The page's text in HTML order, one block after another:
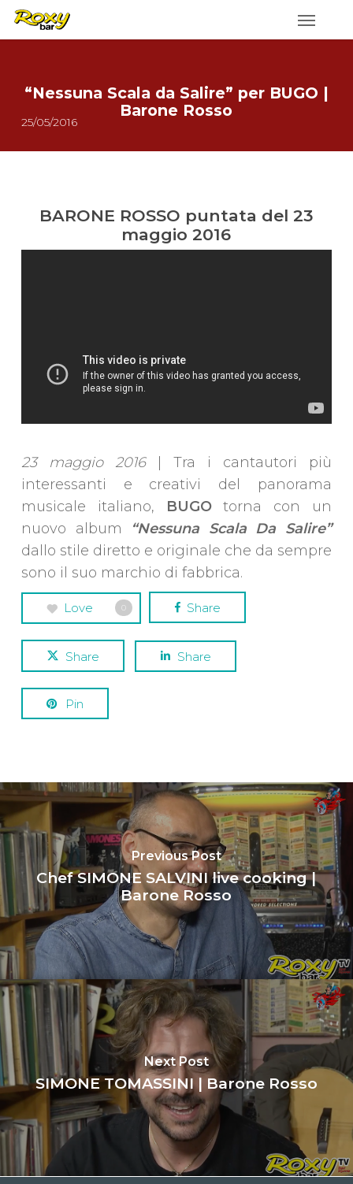
Skip
“Nessuna Scala da Salire” per BUGO |
Barone Rosso
25/05/2016
BARONE ROSSO puntata del 23
maggio 2016
23 maggio 2016| Tra i cantautori più
interessanti e creativi del panorama
musicale italiano,
BUGOtorna con un
nuovo album
“Nessuna Scala Da Salire”
dallo stile diretto e originale che da sempre
sono il suo marchio di fabbrica.
Love 0 Share
Share Share
Pin
Previous Post
Chef SIMONE SALVINI live cooking |
Barone Rosso
Next Post
SIMONE TOMASSINI | Barone Rosso